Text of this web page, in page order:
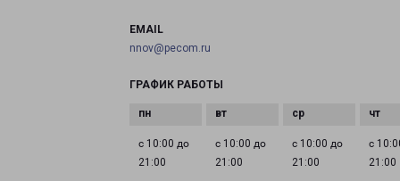
EMAIL
nnov@pecom.ru
ГРАФИК РАБОТЫ
с 10:00 до
21:00
с 10:00 до
21:00
с 10:00 до
21:00
с
21:00